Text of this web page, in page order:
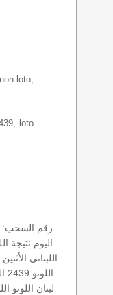
loto,
loto
رقم السحب: 2439
اليوم نتيجة
اللبناني الأثنين
اللوتو 2439
لبنان اللوتو اللبناني